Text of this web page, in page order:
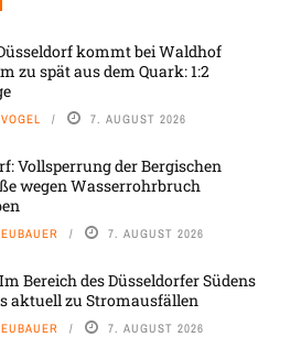
kommt bei Waldhof
zu spät aus dem Quark: 1:2
7. AUGUST 2026
Vollsperrung der Bergischen
wegen Wasserrohrbruch
7. AUGUST 2026
Bereich des Düsseldorfer Südens
aktuell zu Stromausfällen
7. AUGUST 2026